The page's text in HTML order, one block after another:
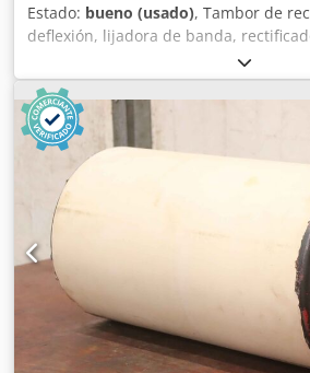
Estado: bueno (usado), Tambor de
deflexión, lijadora de banda,
lijadora de tambor, lijadora de
transportadora, rodillos de
repuesto, cinta transportadora,
rodillos de apoyo -Fabricante: KED
de rectificado, ancho del tambor 640
mm -Agujero: Ø 72 mm -Círculo de
Cantidad: 1x tambor disponible
Dimensiones:Ø 150 x 640 mm -Peso: